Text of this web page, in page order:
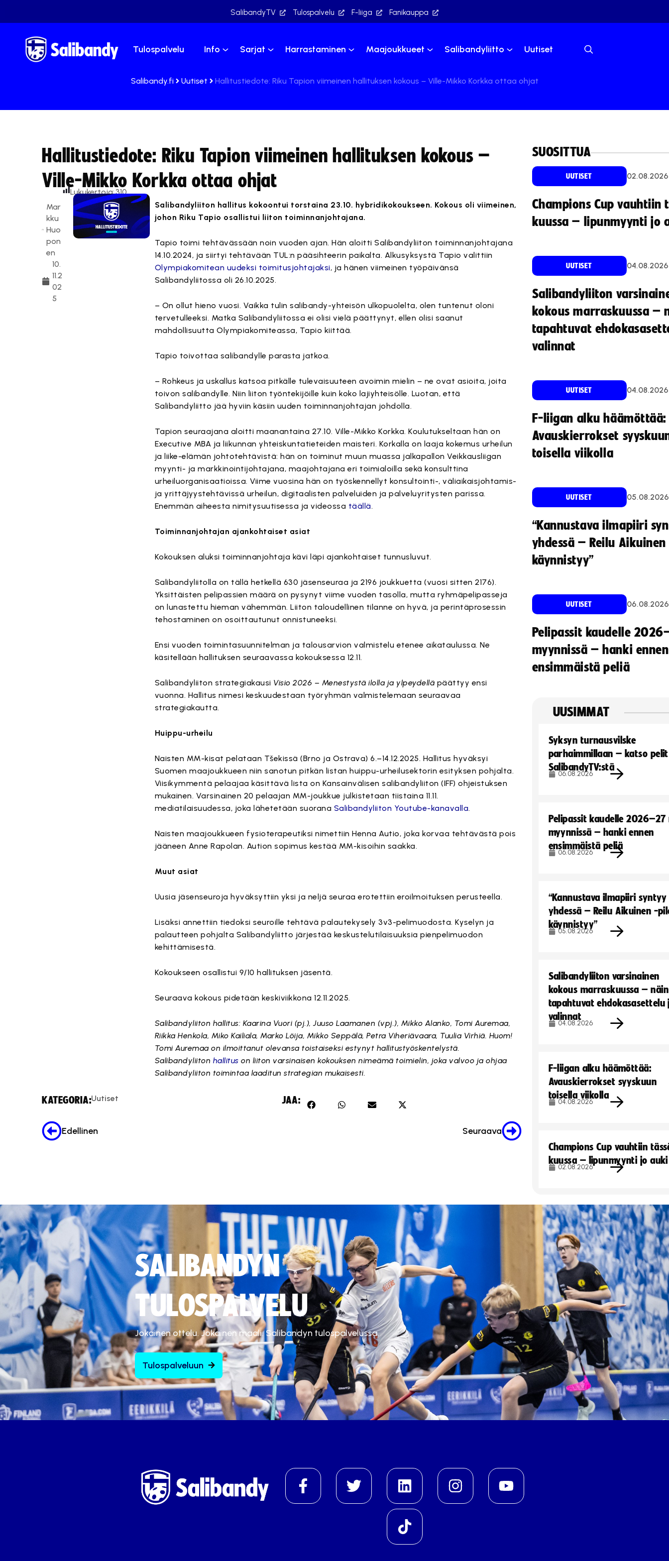
SalibandyTV Tulospalvelu F-liiga Fanikauppa
Tulospalvelu Info Sarjat Harrastaminen Maajoukkueet Salibandyliitto Uutiset
Salibandy.fi Uutiset Hallitustiedote: Riku Tapion viimeinen hallituksen kokous – Ville-Mikko Korkka ottaa ohjat
Hallitustiedote: Riku Tapion viimeinen hallituksen kokous –
Ville-Mikko Korkka ottaa ohjat
Mar
kku
Huo
pon
en
10.
11.2
02
5
Lukukertoja:310
Salibandyliiton hallitus kokoontui torstaina 23.10. hybridikokoukseen. Kokous oli viimeinen,
johon Riku Tapio osallistui liiton toiminnanjohtajana.
Tapio toimi tehtävässään noin vuoden ajan. Hän aloitti Salibandyliiton toiminnanjohtajana
14.10.2024, ja siirtyi tehtävään TUL:n pääsihteerin paikalta. Alkusyksystä Tapio valittiin
Olympiakomitean uudeksi toimitusjohtajaksi, ja hänen viimeinen työpäivänsä
Salibandyliitossa oli 26.10.2025.
– On ollut hieno vuosi. Vaikka tulin salibandy-yhteisön ulkopuolelta, olen tuntenut oloni
tervetulleeksi. Matka Salibandyliitossa ei olisi vielä päättynyt, ellen olisi saanut
mahdollisuutta Olympiakomiteassa, Tapio kiittää.
Tapio toivottaa salibandylle parasta jatkoa.
– Rohkeus ja uskallus katsoa pitkälle tulevaisuuteen avoimin mielin – ne ovat asioita, joita
toivon salibandylle. Niin liiton työntekijöille kuin koko lajiyhteisölle. Luotan, että
Salibandyliitto jää hyviin käsiin uuden toiminnanjohtajan johdolla.
Tapion seuraajana aloitti maanantaina 27.10. Ville-Mikko Korkka. Koulutukseltaan hän on
Executive MBA ja liikunnan yhteiskuntatieteiden maisteri. Korkalla on laaja kokemus urheilun
ja liike-elämän johtotehtävistä: hän on toiminut muun muassa jalkapallon Veikkausliigan
myynti- ja markkinointijohtajana, maajohtajana eri toimialoilla sekä konsulttina
urheiluorganisaatioissa. Viime vuosina hän on työskennellyt konsultointi-, väliaikaisjohtamis-
ja yrittäjyystehtävissä urheilun, digitaalisten palveluiden ja palveluyritysten parissa.
Enemmän aiheesta nimitysuutisessa ja videossa täällä.
Toiminnanjohtajan ajankohtaiset asiat
Kokouksen aluksi toiminnanjohtaja kävi läpi ajankohtaiset tunnusluvut.
Salibandyliitolla on tällä hetkellä 630 jäsenseuraa ja 2196 joukkuetta (vuosi sitten 2176).
Yksittäisten pelipassien määrä on pysynyt viime vuoden tasolla, mutta ryhmäpelipasseja
on lunastettu hieman vähemmän. Liiton taloudellinen tilanne on hyvä, ja perintäprosessin
tehostaminen on osoittautunut onnistuneeksi.
Ensi vuoden toimintasuunnitelman ja talousarvion valmistelu etenee aikataulussa. Ne
käsitellään hallituksen seuraavassa kokouksessa 12.11.
Salibandyliiton strategiakausi Visio 2026 – Menestystä ilolla ja ylpeydellä päättyy ensi
vuonna. Hallitus nimesi keskuudestaan työryhmän valmistelemaan seuraavaa
strategiakautta.
Huippu-urheilu
Naisten MM-kisat pelataan Tšekissä (Brno ja Ostrava) 6.–14.12.2025. Hallitus hyväksyi
Suomen maajoukkueen niin sanotun pitkän listan huippu-urheilusektorin esityksen pohjalta.
Viisikymmentä pelaajaa käsittävä lista on Kansainvälisen salibandyliiton (IFF) ohjeistuksen
mukainen. Varsinainen 20 pelaajan MM-joukkue julkistetaan tiistaina 11.11.
mediatilaisuudessa, joka lähetetään suorana Salibandyliiton Youtube-kanavalla.
Naisten maajoukkueen fysioterapeutiksi nimettiin Henna Autio, joka korvaa tehtävästä pois
jääneen Anne Rapolan. Aution sopimus kestää MM-kisoihin saakka.
Muut asiat
Uusia jäsenseuroja hyväksyttiin yksi ja neljä seuraa erotettiin eroilmoituksen perusteella.
Lisäksi annettiin tiedoksi seuroille tehtävä palautekysely 3v3-pelimuodosta. Kyselyn ja
palautteen pohjalta Salibandyliitto järjestää keskustelutilaisuuksia pienpelimuodon
kehittämisestä.
Kokoukseen osallistui 9/10 hallituksen jäsentä.
Seuraava kokous pidetään keskiviikkona 12.11.2025.
Salibandyliiton hallitus: Kaarina Vuori (pj.), Juuso Laamanen (vpj.), Mikko Alanko, Tomi Auremaa,
Riikka Henkola, Miko Kailiala, Marko Löija, Mikko Seppälä, Petra Viheriävaara, Tuulia Virhiä. Huom!
Tomi Auremaa on ilmoittanut olevansa toistaiseksi estynyt hallitustyöskentelystä.
Salibandyliiton hallitus on liiton varsinaisen kokouksen nimeämä toimielin, joka valvoo ja ohjaa
Salibandyliiton toimintaa laaditun strategian mukaisesti.
KATEGORIA:Uutiset JAA:
Edellinen Seuraava
SUOSITTUA
UUTISET 02.08.2026
Champions Cup vauhtiin
kuussa – lipunmyynti jo
UUTISET 04.08.2026
Salibandyliiton
kokous marraskuussa –
tapahtuvat
valinnat
UUTISET 04.08.2026
F-liigan alku häämöttää:
Avauskierrokset
toisella viikolla
UUTISET 05.08.2026
“Kannustava ilmapiiri
yhdessä – Reilu
käynnistyy”
UUTISET 06.08.2026
Pelipassit kaudelle
myynnissä – hanki ennen
ensimmäistä peliä
UUSIMMAT
Syksyn turnausvilske
parhaimmillaan – katso pelit
SalibandyTV:stä
06.08.2026
Pelipassit kaudelle
myynnissä – hanki ennen
ensimmäistä peliä
06.08.2026
“Kannustava ilmapiiri syntyy
yhdessä – Reilu Aikuinen -
käynnistyy”
05.08.2026
Salibandyliiton varsinainen
kokous marraskuussa – näin
tapahtuvat ehdokasasettelu
valinnat
04.08.2026
F-liigan alku häämöttää:
Avauskierrokset syyskuun
toisella viikolla
04.08.2026
Champions Cup vauhtiin
kuussa – lipunmyynti jo auki
02.08.2026
SALIBANDYN
TULOSPALVELU
Jokainen ottelu. Jokainen maali. Salibandyn tulospalvelussa.
Tulospalveluun